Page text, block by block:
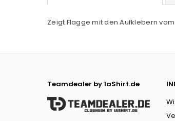
Zeigt Flagge mit den Aufklebern
Teamdealer by 1aShirt.de